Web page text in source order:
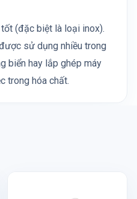
(đặc biệt là loại inox).
sử dụng nhiều trong
biển hay lắp ghép máy
trong hóa chất.